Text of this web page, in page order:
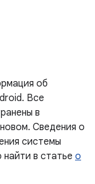
об
Все
в
Сведения о
системы
в статье о